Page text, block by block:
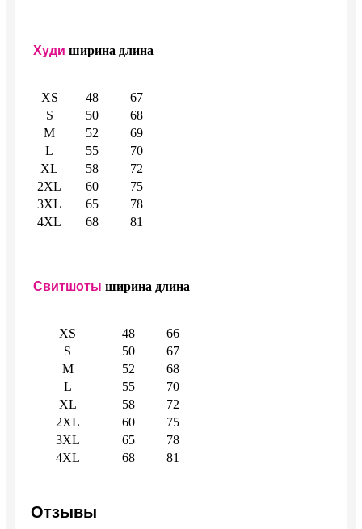
Худи ширина длина
XS 48
67
S
50
68
M
52
69
L
55
70
XL
58
72
2XL
60
75
3XL
65
78
4XL
68 81
Свитшоты ширина длина
XS 48
66
S
50
67
M
52
68
L
55
70
XL
58
72
2XL
60
75
3XL
65
78
4XL
68 81
Отзывы